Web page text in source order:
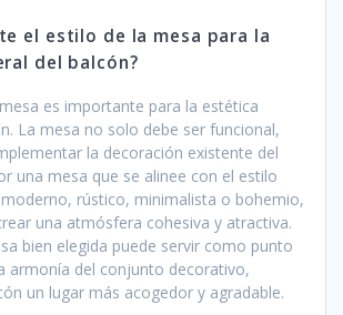
el estilo de la mesa para la
del balcón?
es importante para la estética
La mesa no solo debe ser funcional,
la decoración existente del
una mesa que se alinee con el estilo
rústico, minimalista o bohemio,
una atmósfera cohesiva y atractiva.
bien elegida puede servir como punto
armonía del conjunto decorativo,
un lugar más acogedor y agradable.